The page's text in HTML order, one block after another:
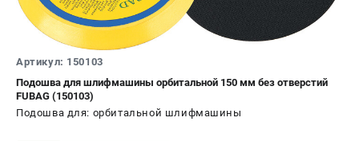
МАГАЗИНЫ
ИЗБРАННОЕ
СРАВНЕНИЕ ( 0 )
Артикул: 150103
Подошва для шлифмашины орбитальной 150 мм без отверстий
FUBAG (150103)
Подошва для: орбитальной шлифмашины